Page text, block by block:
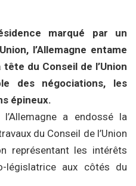
marqué par un
l’Allemagne entame
du Conseil de l’Union
des négociations, les
épineux.
a endossé la
du Conseil de l’Union
représentant les intérêts
législatrice aux côtés du